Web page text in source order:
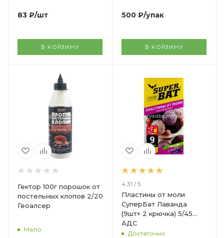
83 ₽/шт
В КОРЗИНУ
500 ₽/упак
В КОРЗИНУ
Гектор 100г порошок от
постельных клопов 2/20
Геоалсер
Мало
4.31 / 5
Пластины от моли
СуперБат Лаванда
(9шт+ 2 крючка) 5/45
АДС
Достаточно